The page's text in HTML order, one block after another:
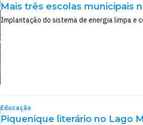
Mais três escolas municipais
Implantação do sistema de energia limpa e
Educação
Piquenique literário no Lago